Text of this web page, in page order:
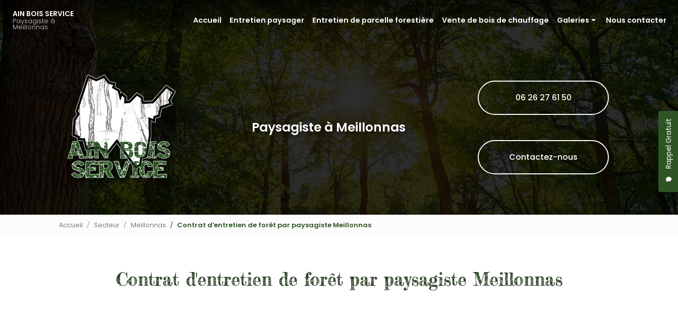
au
contenu
principal
AIN BOIS SERVICE
Paysagiste à
Meillonnas
Rappel Gratuit
Navigation principale Accueil Entretien paysager Entretien de parcelle forestière Vente de bois de chauffage Galeries
Entretien paysager
Entretien de parcelle forestière
Vente de bois de chauffage
Nous contacter
Paysagiste à Meillonnas
06 26 27 61 50
Contactez-nous
Accueil Secteur Meillonnas Contrat d'entretien de forêt par paysagiste Meillonnas
Contrat d'entretien de forêt par paysagiste Meillonnas